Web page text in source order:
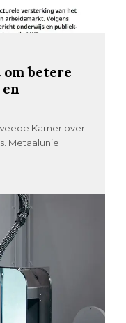
betere
Kamer over
Metaalunie